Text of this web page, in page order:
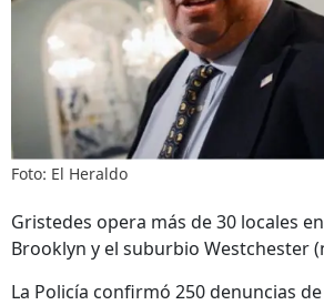
Foto: El Heraldo
Gristedes opera más de 30 locales
Brooklyn y el suburbio Westchester
La Policía confirmó 250 denuncias